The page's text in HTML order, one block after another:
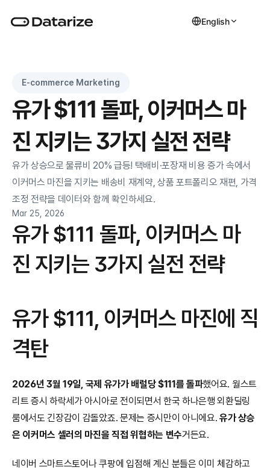
English
E-commerce Marketing
유가 $111 돌파, 이커머스 마
진 지키는 3가지 실전 전략
유가 상승으로 물류비 20% 급등! 택배비·포장재 비용 증가 속에서
이커머스 마진을 지키는 배송비 재계약, 상품 포트폴리오 재편, 가격
조정 전략을 데이터와 함께 확인하세요.
Mar 25, 2026
유가 $111 돌파, 이커머스 마
진 지키는 3가지 실전 전략
유가 $111, 이커머스 마진에 직
격탄
2026년 3월 19일, 국제 유가가 배럴당 $111를 돌파했어요. 월스트
리트 증시 하락세가 아시아로 전이되면서 한국 하나은행 외환딜링
룸에서도 긴장감이 감돌았죠. 문제는 증시만이 아니에요. 유가 상승
은 이커머스 셀러의 마진을 직접 위협하는 변수거든요.
네이버 스마트스토어나 쿠팡에 입점해 계신 분들은 이미 체감하고